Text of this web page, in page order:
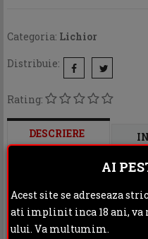
Categoria: Lichior
Distribuie:
Rating:
DESCRIERE
Amaretto Disaronno
aromat datorita celor
completate de alcool
AI
Acest site se adreseaza
ati implinit inca 18 ani, va
ului. Va multumim.